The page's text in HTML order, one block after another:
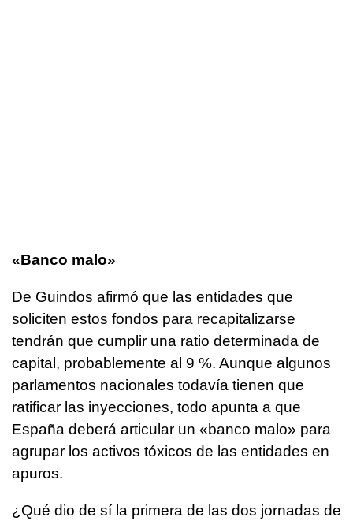
«Banco malo»
De Guindos afirmó que las entidades que
soliciten estos fondos para recapitalizarse
tendrán que cumplir una ratio determinada de
capital, probablemente al 9 %. Aunque algunos
parlamentos nacionales todavía tienen que
ratificar las inyecciones, todo apunta a que
España deberá articular un «banco malo» para
agrupar los activos tóxicos de las entidades en
apuros.
¿Qué dio de sí la primera de las dos jornadas de